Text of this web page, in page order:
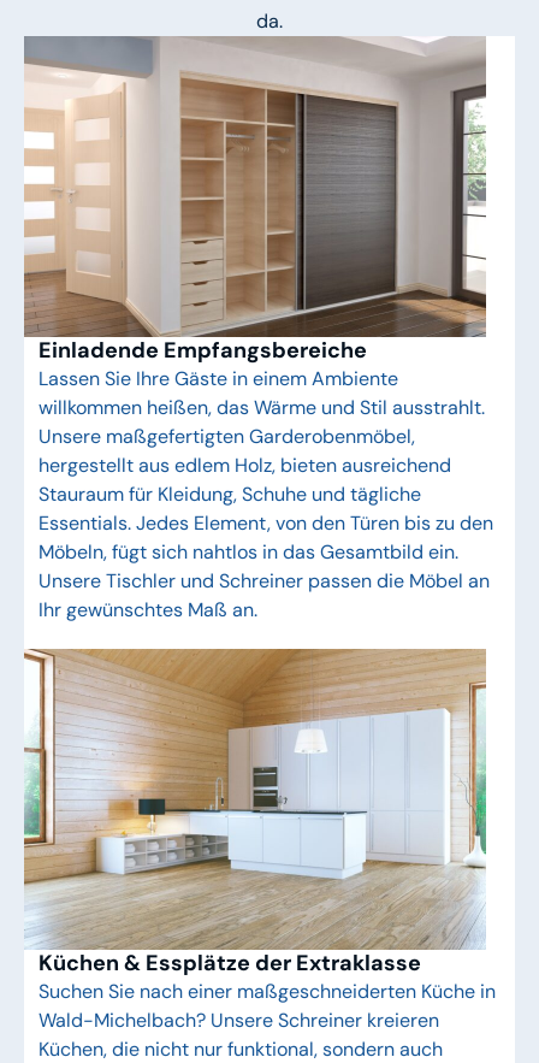
da.
Einladende Empfangsbereiche
Lassen Sie Ihre Gäste in einem Ambiente
willkommen heißen, das Wärme und Stil ausstrahlt.
Unsere maßgefertigten Garderobenmöbel,
hergestellt aus edlem Holz, bieten ausreichend
Stauraum für Kleidung, Schuhe und tägliche
Essentials. Jedes Element, von den Türen bis zu den
Möbeln, fügt sich nahtlos in das Gesamtbild ein.
Unsere Tischler und Schreiner passen die Möbel an
Ihr gewünschtes Maß an.
Küchen & Essplätze der Extraklasse
Suchen Sie nach einer maßgeschneiderten Küche in
Wald-Michelbach? Unsere Schreiner kreieren
Küchen, die nicht nur funktional, sondern auch